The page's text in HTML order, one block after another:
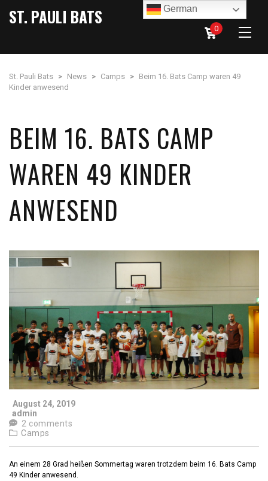
ST. PAULI BATS
0
St. Pauli Bats > News > Camps > Beim 16. Bats Camp waren 49
Kinder anwesend
BEIM 16. BATS CAMP
WAREN 49 KINDER
ANWESEND
August 24, 2019
admin
2 comments
Camps
An einem 28 Grad heißen Sommertag waren trotzdem beim 16. Bats Camp
49 Kinder anwesend.
German